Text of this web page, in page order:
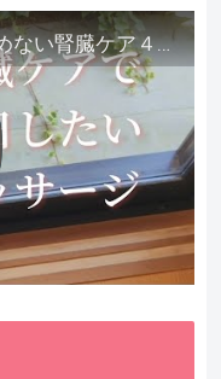
【毒出し】老廃物を身体に溜めない腎臓ケア４種をご紹介します。